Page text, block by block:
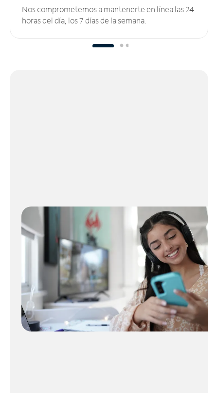
Nos comprometemos a mantenerte en línea las 24
horas del día, los 7 días de la semana.